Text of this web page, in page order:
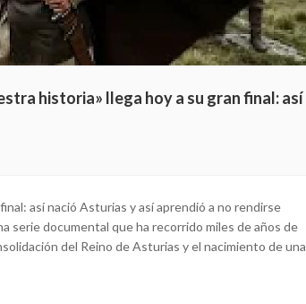
historia» llega hoy a su gran final: así
así nació Asturias y así aprendió a no rendirse
serie documental que ha recorrido miles de años de
del Reino de Asturias y el nacimiento de una